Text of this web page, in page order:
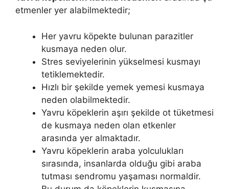
etmenler yer alabilmektedir;
Her yavru köpekte bulunan parazitler
kusmaya neden olur.
Stres seviyelerinin yükselmesi kusmayı
tetiklemektedir.
Hızlı bir şekilde yemek yemesi kusmaya
neden olabilmektedir.
Yavru köpeklerin aşırı şekilde ot tüketmesi
de kusmaya neden olan etkenler
arasında yer almaktadır.
Yavru köpeklerin araba yolculukları
sırasında, insanlarda olduğu gibi araba
tutması sendromu yaşaması normaldir.